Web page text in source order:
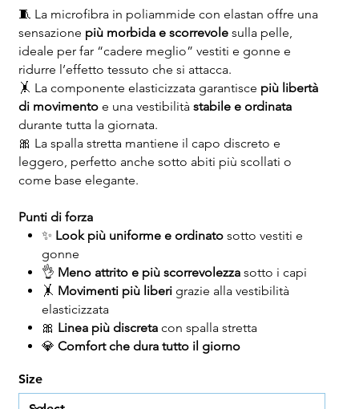
🧵 La microfibra in poliammide con elastan offre una
sensazione più morbida e scorrevolesulla pelle,
ideale per far “cadere meglio” vestiti e gonne e
ridurre l’effetto tessuto che si attacca.
🤸 La componente elasticizzata garantisce più libertà
di movimentoe una vestibilità stabile e ordinata
durante tutta la giornata.
🎀 La spalla stretta mantiene il capo discreto e
leggero, perfetto anche sotto abiti più scollati o
come base elegante.
Punti di forza
✨ Look più uniforme e ordinatosotto vestiti e
gonne
👌 Meno attrito e più scorrevolezzasotto i capi
🤸 Movimenti più liberigrazie alla vestibilità
elasticizzata
🎀 Linea più discretacon spalla stretta
💎 Comfort che dura tutto il giorno
Size